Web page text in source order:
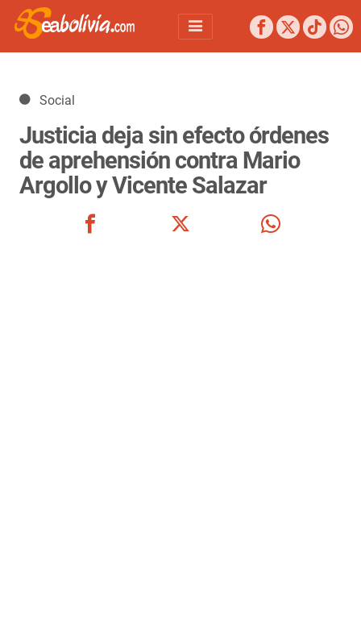
Detalles
Social
Justicia deja sin efecto órdenes
de aprehensión contra Mario
Argollo y Vicente Salazar